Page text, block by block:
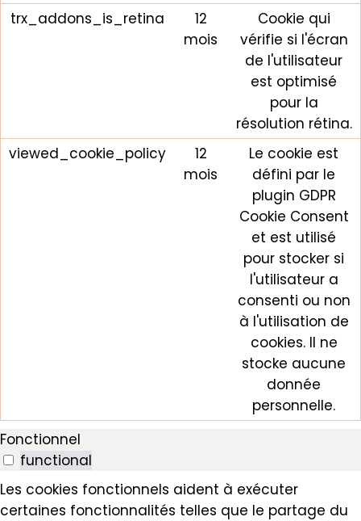
trx_addons_is_retina
12
mois
Cookie qui
vérifie si l'écran
de l'utilisateur
est optimisé
pour la
résolution rétina.
viewed_cookie_policy
12
mois
Le cookie est
défini par le
plugin GDPR
Cookie Consent
et est utilisé
pour stocker si
l'utilisateur a
consenti ou non
à l'utilisation de
cookies. Il ne
stocke aucune
donnée
personnelle.
Fonctionnel
functional
Les cookies fonctionnels aident à exécuter
certaines fonctionnalités telles que le partage du